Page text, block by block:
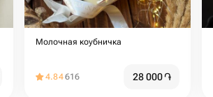
Молочная коубничка
4.84616 28 000֏